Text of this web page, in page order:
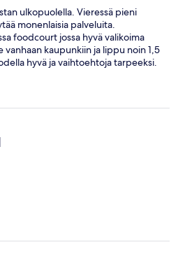
ulkopuolella. Vieressä pieni
monenlaisia palveluita.
foodcourt jossa hyvä valikoima
vanhaan kaupunkiin ja lippu noin 1,5
hyvä ja vaihtoehtoja tarpeeksi.
jumpan tehtyä.